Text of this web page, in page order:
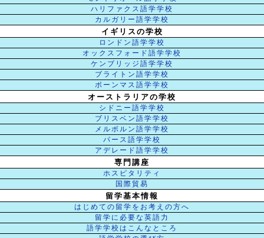
ハリファクス語学学校
カルガリー語学学校
イギリスの学校
ロンドン語学学校
オックスフォード語学学校
ケンブリッジ語学学校
ブライトン語学学校
ボーンマス語学学校
オーストラリアの学校
シドニー語学学校
ブリスベン語学学校
メルボルン語学学校
パース語学学校
アデレード語学学校
専門講座
ホスピタリティ
国際貿易
留学基本情報
はじめての留学をお考えの方へ
留学に必要な英語力
語学学校はこんなところ